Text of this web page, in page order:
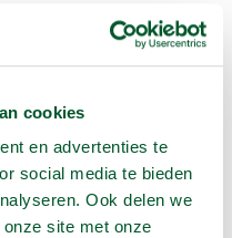
cookies
en advertenties te
social media te bieden
Ook delen we
site met onze
+
+ gewicht- en
kg